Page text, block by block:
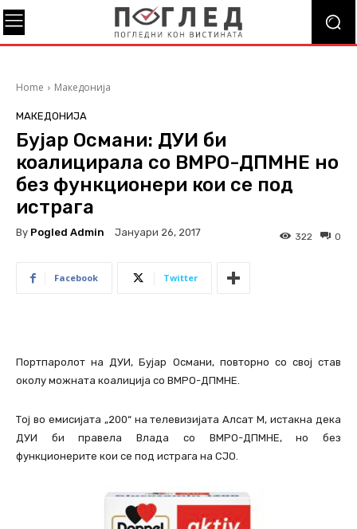
Home Македонија
МАКЕДОНИЈА
Бујар Османи: ДУИ би
коалицирала со ВМРО-ДПМНЕ но
без функционери кои се под
истрага
By Pogled Admin Јануари 26, 2017 0
322
Facebook Twitter
Портпаролот на ДУИ, Бујар Османи, повторно со свој став
околу можната коалиција со ВМРО-ДПМНЕ.
Тој во емисијата „200“ на телевизијата Алсат М, истакна дека
ДУИ би правела Влада со ВМРО-ДПМНЕ, но без
функционерите кои се под истрага на СЈО.